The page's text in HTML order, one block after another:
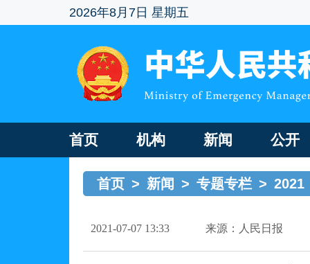
2026年8月7日 星期五
首页 机构 新闻 公开
首页 > 新闻 > 专题专栏 > 2021
2021-07-07 13:33 来源：人民日报